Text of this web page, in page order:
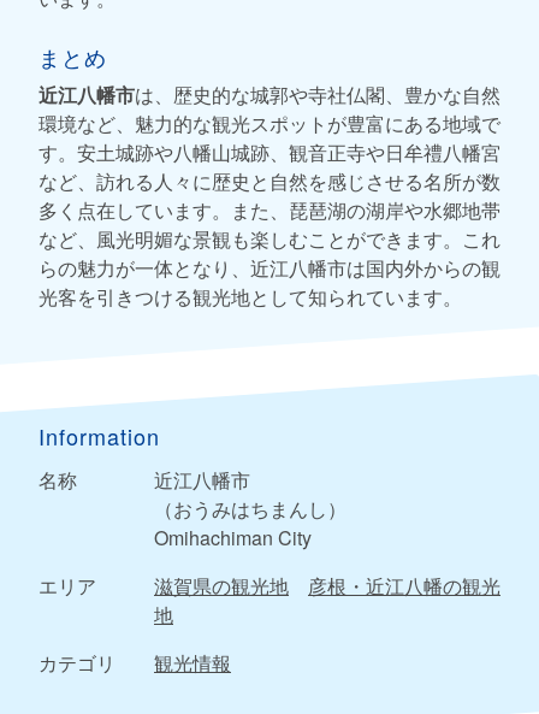
まとめ
近江八幡市は、歴史的な城郭や寺社仏閣、豊かな自然
環境など、魅力的な観光スポットが豊富にある地域で
す。安土城跡や八幡山城跡、観音正寺や日牟禮八幡宮
など、訪れる人々に歴史と自然を感じさせる名所が数
多く点在しています。また、琵琶湖の湖岸や水郷地帯
など、風光明媚な景観も楽しむことができます。これ
らの魅力が一体となり、近江八幡市は国内外からの観
光客を引きつける観光地として知られています。
Information
名称
近江八幡市
（おうみはちまんし）
Omihachiman City
エリア
滋賀県の観光地
彦根・近江八幡の観光
地
カテゴリ
観光情報